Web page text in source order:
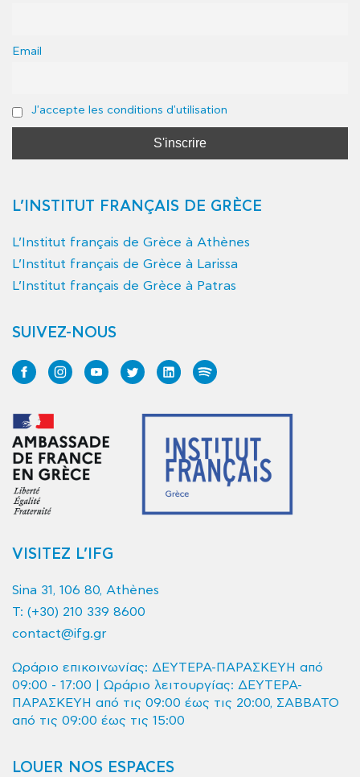
Email
J'accepte les conditions d'utilisation
L’INSTITUT FRANÇAIS DE GRÈCE
L’Institut français de Grèce à Athènes
L’Institut français de Grèce à Larissa
L’Institut français de Grèce à Patras
SUIVEZ-NOUS
VISITEZ L’IFG
Sina 31, 106 80, Athènes
T: (+30) 210 339 8600
contact@ifg.gr
Ωράριο επικοινωνίας: ΔΕΥΤΕΡΑ-ΠΑΡΑΣΚΕΥΗ από
09:00 - 17:00 | Ωράριο λειτουργίας: ΔΕΥΤΕΡΑ-
ΠΑΡΑΣΚΕΥΗ από τις 09:00 έως τις 20:00, ΣΑΒΒΑΤΟ
από τις 09:00 έως τις 15:00
LOUER NOS ESPACES